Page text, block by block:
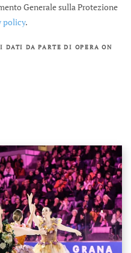
Generale sulla Protezione
policy.
DATI DA PARTE DI OPERA ON